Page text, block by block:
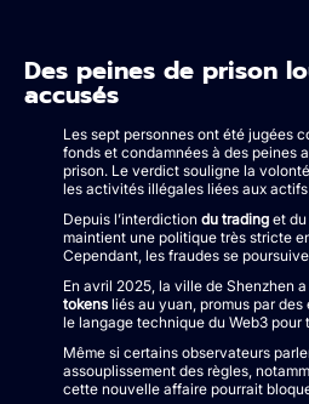
Des peines de prison
accusés
Les sept personnes ont été jugées
fonds et condamnées à des peines
prison. Le verdict souligne la
les activités illégales liées aux
Depuis l’interdiction du trading et
maintient une politique très stricte
Cependant, les fraudes se
En avril 2025, la ville de Shenzhen
tokens liés au yuan, promus par
le langage technique du Web3 pour
Même si certains observateurs
assouplissement des règles,
cette nouvelle affaire pourrait